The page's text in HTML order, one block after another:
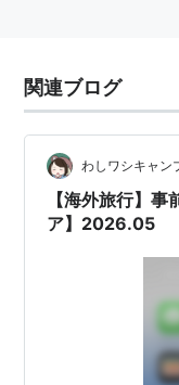
関連ブログ
わしワシキャン
【海外旅行】
ア】2026.05